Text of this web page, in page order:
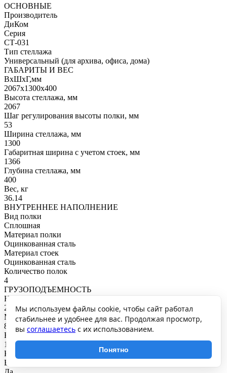
ОСНОВНЫЕ
Производитель
ДиКом
Серия
СТ-031
Тип стеллажа
Универсальный (для архива, офиса, дома)
ГАБАРИТЫ И ВЕС
ВхШхГ,мм
2067x1300x400
Высота стеллажа, мм
2067
Шаг регулирования высоты полки, мм
53
Ширина стеллажа, мм
1300
Габаритная ширина с учетом стоек, мм
1366
Глубина стеллажа, мм
400
Вес, кг
36.14
ВНУТРЕННЕЕ НАПОЛНЕНИЕ
Вид полки
Сплошная
Материал полки
Оцинкованная сталь
Материал стоек
Оцинкованная сталь
Количество полок
4
ГРУЗОПОДЪЕМНОСТЬ
Нагрузка на полку, кг
200
Максимальная общая нагрузка, кг
800
Нагрузка на секцию, кг
1200
КРЕПЛЕНИЕ
Возможность сборки в линейку через общую стойку
Мы используем файлы cookie, чтобы сайт работал
стабильнее и удобнее для вас. Продолжая просмотр,
вы соглашаетесь с их использованием.
Понятно